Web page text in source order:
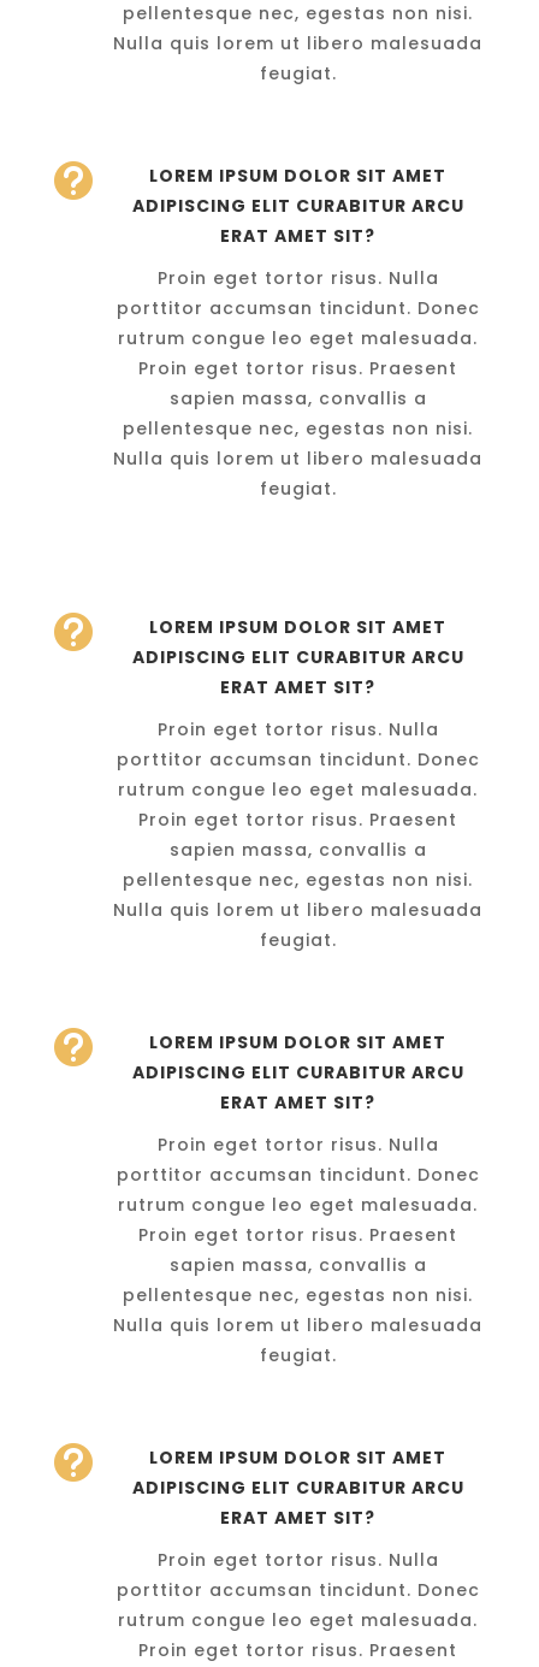
pellentesque nec, egestas non nisi.
Nulla quis lorem ut libero malesuada
feugiat.

LOREM IPSUM DOLOR SIT AMET
ADIPISCING ELIT CURABITUR ARCU
ERAT AMET SIT?
Proin eget tortor risus. Nulla
porttitor accumsan tincidunt. Donec
rutrum congue leo eget malesuada.
Proin eget tortor risus. Praesent
sapien massa, convallis a
pellentesque nec, egestas non nisi.
Nulla quis lorem ut libero malesuada
feugiat.

LOREM IPSUM DOLOR SIT AMET
ADIPISCING ELIT CURABITUR ARCU
ERAT AMET SIT?
Proin eget tortor risus. Nulla
porttitor accumsan tincidunt. Donec
rutrum congue leo eget malesuada.
Proin eget tortor risus. Praesent
sapien massa, convallis a
pellentesque nec, egestas non nisi.
Nulla quis lorem ut libero malesuada
feugiat.

LOREM IPSUM DOLOR SIT AMET
ADIPISCING ELIT CURABITUR ARCU
ERAT AMET SIT?
Proin eget tortor risus. Nulla
porttitor accumsan tincidunt. Donec
rutrum congue leo eget malesuada.
Proin eget tortor risus. Praesent
sapien massa, convallis a
pellentesque nec, egestas non nisi.
Nulla quis lorem ut libero malesuada
feugiat.

LOREM IPSUM DOLOR SIT AMET
ADIPISCING ELIT CURABITUR ARCU
ERAT AMET SIT?
Proin eget tortor risus. Nulla
porttitor accumsan tincidunt. Donec
rutrum congue leo eget malesuada.
Proin eget tortor risus. Praesent